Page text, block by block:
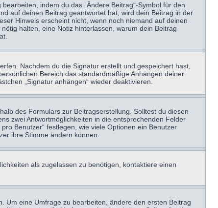
indem du das „Ändere Beitrag“-Symbol für den
auf deinen Beitrag geantwortet hat, wird dein Beitrag in der
Hinweis erscheint nicht, wenn noch niemand auf deinen
halten, eine Notiz hinterlassen, warum dein Beitrag
Nachdem du die Signatur erstellt und gespeichert hast,
Bereich das standardmäßige Anhängen deiner
„Signatur anhängen“ wieder deaktivieren.
des Formulars zur Beitragserstellung. Solltest du diesen
zwei Antwortmöglichkeiten in die entsprechenden Felder
Benutzer“ festlegen, wie viele Optionen ein Benutzer
ihre Stimme ändern können.
als zugelassen zu benötigen, kontaktiere einen
Um eine Umfrage zu bearbeiten, ändere den ersten Beitrag